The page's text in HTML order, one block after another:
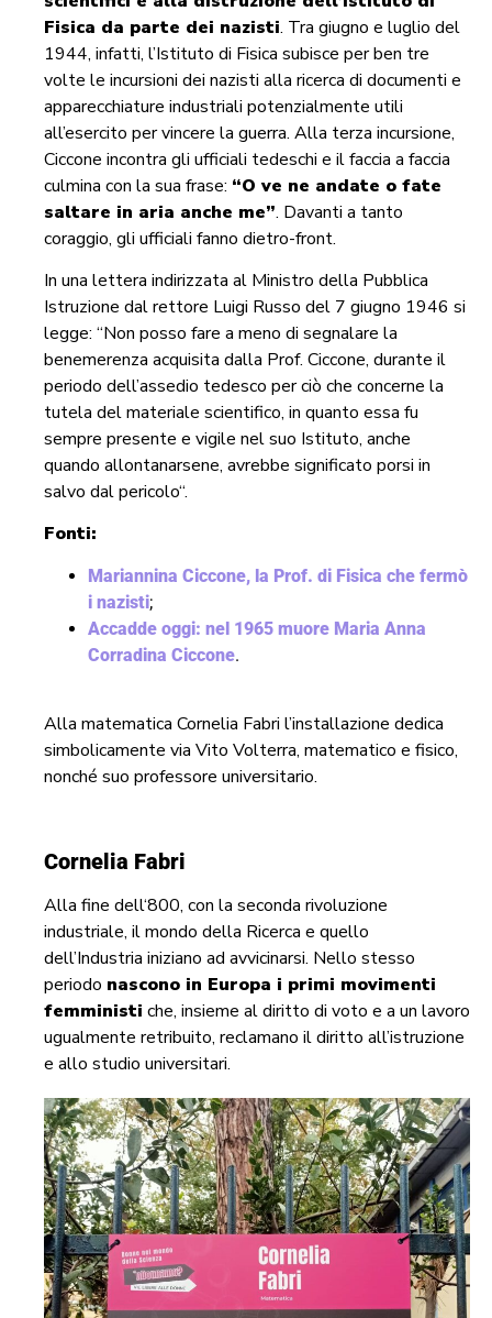
Fisica da parte dei nazisti. Tra giugno e luglio del
1944, infatti, l’Istituto di Fisica subisce per ben tre
volte le incursioni dei nazisti alla ricerca di documenti e
apparecchiature industriali potenzialmente utili
all’esercito per vincere la guerra. Alla terza incursione,
Ciccone incontra gli ufficiali tedeschi e il faccia a faccia
culmina con la sua frase: “O ve ne andate o fate
saltare in aria anche me”. Davanti a tanto
coraggio, gli ufficiali fanno dietro-front.
In una lettera indirizzata al Ministro della Pubblica
Istruzione dal rettore Luigi Russo del 7 giugno 1946 si
legge: “Non posso fare a meno di segnalare la
benemerenza acquisita dalla Prof. Ciccone, durante il
periodo dell’assedio tedesco per ciò che concerne la
tutela del materiale scientifico, in quanto essa fu
sempre presente e vigile nel suo Istituto, anche
quando allontanarsene, avrebbe significato porsi in
salvo dal pericolo“.
Fonti:
Mariannina Ciccone, la Prof. di Fisica che fermò
i nazisti;
Accadde oggi: nel 1965 muore Maria Anna
Corradina Ciccone.
Alla matematica Cornelia Fabri l’installazione dedica
simbolicamente via Vito Volterra, matematico e fisico,
nonché suo professore universitario.
Cornelia Fabri
Alla fine dell‘800, con la seconda rivoluzione
industriale, il mondo della Ricerca e quello
dell’Industria iniziano ad avvicinarsi. Nello stesso
periodo nascono in Europa i primi movimenti
femministi che, insieme al diritto di voto e a un lavoro
ugualmente retribuito, reclamano il diritto all’istruzione
e allo studio universitari.